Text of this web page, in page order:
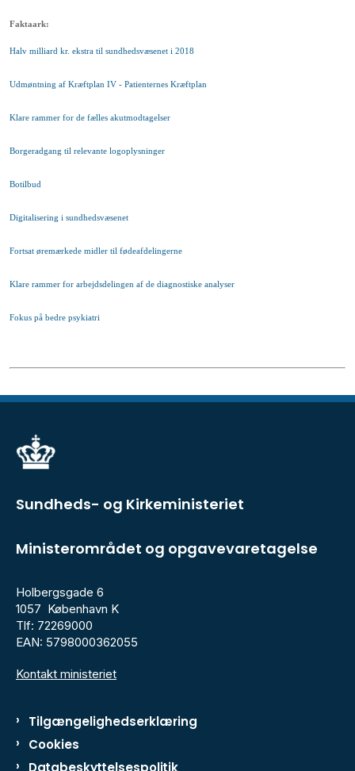
Faktaark:
Halv milliard kr. ekstra til sundhedsvæsenet i 2018
Udmøntning af Kræftplan IV - Patienternes Kræftplan
Klare rammer for de fælles akutmodtagelser
Borgeradgang til relevante logoplysninger
Botilbud
Digitalisering i sundhedsvæsenet
Fortsat øremærkede midler til fødeafdelingerne
Klare rammer for arbejdsdelingen af de diagnostiske analyser
Fokus på bedre psykiatri
Sundheds- og Kirkeministeriet
Ministerområdet og opgavevaretagelse
Holbergsgade 6
1057 København K
Tlf: 72269000
EAN: 5798000362055
Kontakt ministeriet
Tilgængelighedserklæring
Cookies
Databeskyttelsespolitik